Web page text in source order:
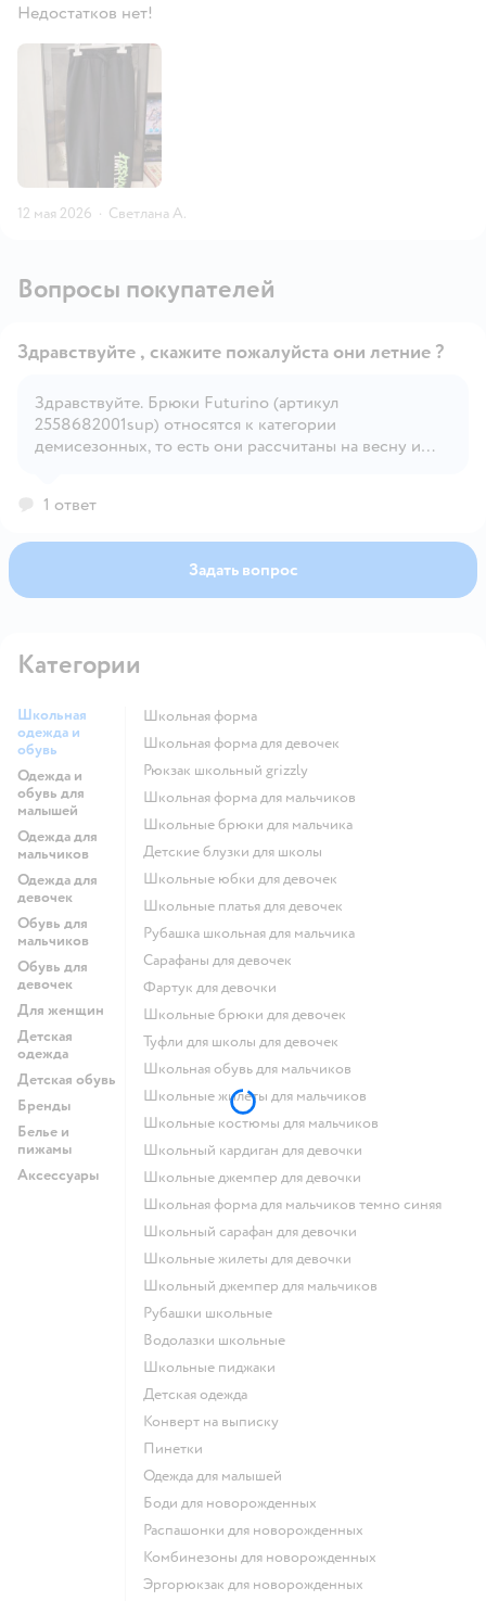
Недостатков нет!
12 мая 2026 · Светлана А.
Вопросы покупателей
Открыть вопрос
Здравствуйте , скажите пожалуйста они летние ?
Здравствуйте. Брюки Futurino (артикул
2558682001sup) относятся к категории
демисезонных, то есть они рассчитаны на весну и
1 ответ
Задать вопрос
Категории
Школьная
одежда и
обувь
Одежда и
обувь для
малышей
Одежда для
мальчиков
Одежда для
девочек
Обувь для
мальчиков
Обувь для
девочек
Для женщин
Детская
одежда
Детская обувь
Бренды
Белье и
пижамы
Аксессуары
Школьная форма
Школьная форма для девочек
Рюкзак школьный grizzly
Школьная форма для мальчиков
Школьные брюки для мальчика
Детские блузки для школы
Школьные юбки для девочек
Школьные платья для девочек
Рубашка школьная для мальчика
Сарафаны для девочек
Фартук для девочки
Школьные брюки для девочек
Туфли для школы для девочек
Школьная обувь для мальчиков
Школьные жилеты для мальчиков
Школьные костюмы для мальчиков
Школьный кардиган для девочки
Школьные джемпер для девочки
Школьная форма для мальчиков темно синяя
Школьный сарафан для девочки
Школьные жилеты для девочки
Школьный джемпер для мальчиков
Рубашки школьные
Водолазки школьные
Школьные пиджаки
Детская одежда
Конверт на выписку
Пинетки
Одежда для малышей
Боди для новорожденных
Распашонки для новорожденных
Комбинезоны для новорожденных
Эргорюкзак для новорожденных